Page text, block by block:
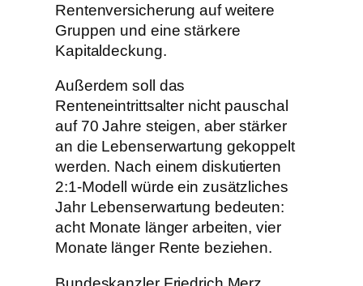
Rentenversicherung auf weitere
Gruppen und eine stärkere
Kapitaldeckung.
Außerdem soll das
Renteneintrittsalter nicht pauschal
auf 70 Jahre steigen, aber stärker
an die Lebenserwartung gekoppelt
werden. Nach einem diskutierten
2:1-Modell würde ein zusätzliches
Jahr Lebenserwartung bedeuten:
acht Monate länger arbeiten, vier
Monate länger Rente beziehen.